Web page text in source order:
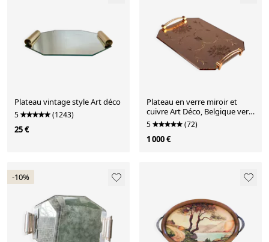
Plateau vintage style Art déco
5 (1243)
25 €
Plateau en verre miroir et
cuivre Art Déco, Belgique vers
1920
5 (72)
1 000 €
-10%